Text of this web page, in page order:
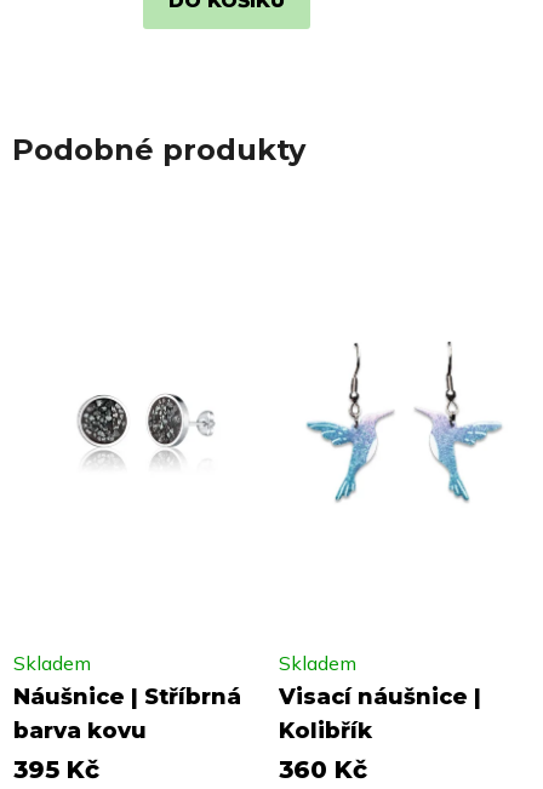
Podobné produkty
Náušnice | Stříbrná
barva kovu
Skladem
395 Kč
Visací náušnice |
Kolibřík
Skladem
360 Kč